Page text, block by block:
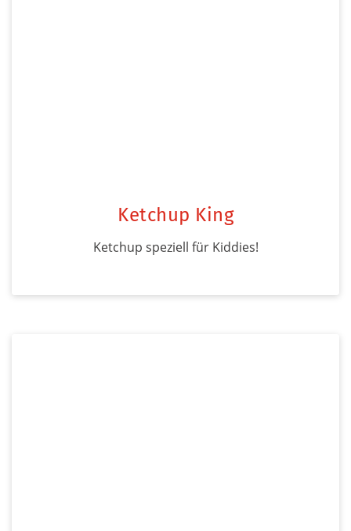
Ketchup King
Ketchup speziell für Kiddies!